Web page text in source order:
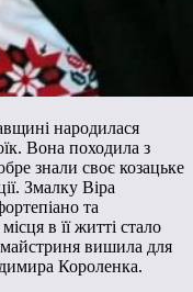
народилася
Вона походила з
знали своє козацьке
Змалку Віра
та
в її житті стало
вишила для
Короленка.